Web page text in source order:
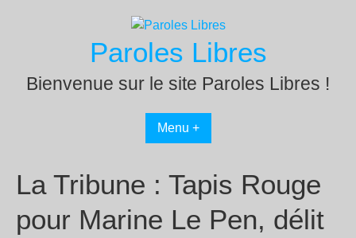
Paroles Libres
Bienvenue sur le site Paroles Libres !
Menu +
La Tribune : Tapis Rouge
pour Marine Le Pen, délit